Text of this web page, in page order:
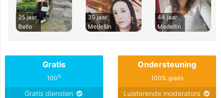
25 jaar
Bello
39 jaar
Medellin
44 jaar
Medellin
Gratis
100%
Gratis diensten
Ondersteuning
100% gratis
Luisterende moderators